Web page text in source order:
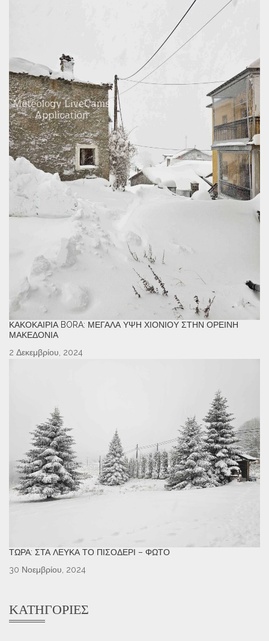
ΚΑΚΟΚΑΙΡΊΑ BORA: ΜΕΓΆΛΑ ΎΨΗ ΧΙΟΝΙΟΎ ΣΤΗΝ ΟΡΕΙΝΉ
ΜΑΚΕΔΟΝΊΑ
2 Δεκεμβρίου, 2024
ΤΏΡΑ: ΣΤΑ ΛΕΥΚΆ ΤΟ ΠΙΣΟΔΈΡΙ – ΦΩΤΌ
30 Νοεμβρίου, 2024
ΚΑΤΗΓΟΡΊΕΣ